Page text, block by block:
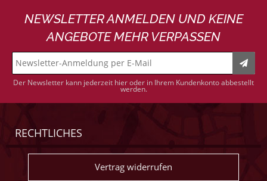
NEWSLETTER ANMELDEN UND KEINE
ANGEBOTE MEHR VERPASSEN
Der Newsletter kann jederzeit hier oder in Ihrem Kundenkonto abbestellt
werden.
RECHTLICHES
Vertrag widerrufen